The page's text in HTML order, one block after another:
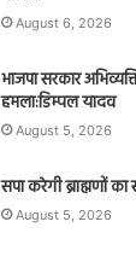
August 6, 2026
भाजपा सरकार
हमला:डिम्पल यादव
August 5, 2026
सपा करेगी ब्राह्मणों
August 5, 2026